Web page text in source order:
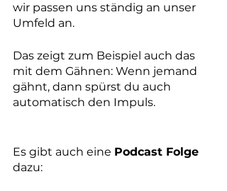
wir passen uns ständig an unser
Umfeld an.
Das zeigt zum Beispiel auch das
mit dem Gähnen: Wenn jemand
gähnt, dann spürst du auch
automatisch den Impuls.
Es gibt auch eine Podcast Folge
dazu: